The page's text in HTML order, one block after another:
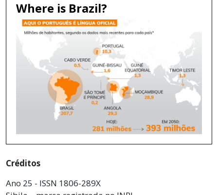
Where is Brazil?
Créditos
Ano 25 - ISSN 1806-289X